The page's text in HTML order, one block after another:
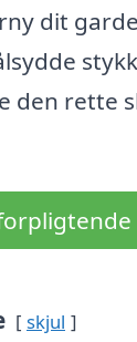
dit
den rette
skjul